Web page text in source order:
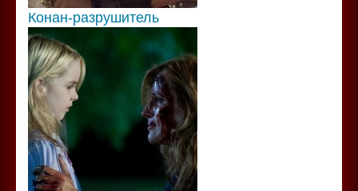
Конан-разрушитель